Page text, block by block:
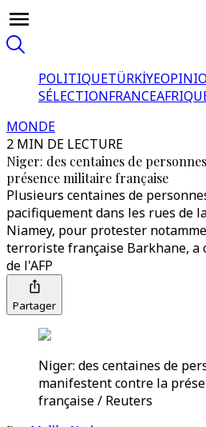
POLITIQUETÜRKİYE
SÉLECTIONFRANCE
MONDE
2 MIN DE LECTURE
Niger: des centaines de
présence militaire française
Plusieurs centaines de
pacifiquement dans les rues de
Niamey, pour protester
terroriste française Barkhane,
de l'AFP
Partager
Niger: des centaines de
manifestent contre la
française / Reuters